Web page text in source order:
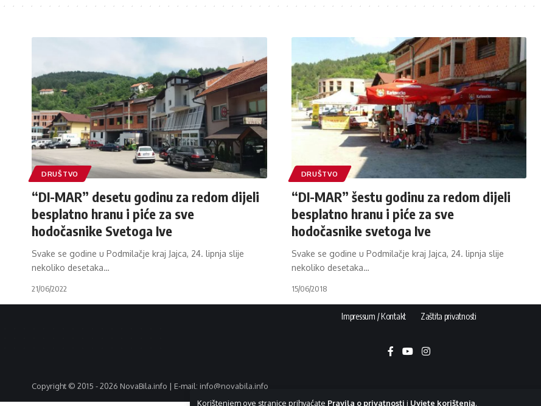
Korištenjem ove stranice prihvaćate Pravila o privatnosti i Uvjete korištenja.
DRUŠTVO
“DI-MAR” desetu godinu za redom dijeli
besplatno hranu i piće za sve
hodočasnike Svetoga Ive
Svake se godine u Podmilačje kraj Jajca, 24. lipnja slije
nekoliko desetaka…
21/06/2022
DRUŠTVO
“DI-MAR” šestu godinu za redom dijeli
besplatno hranu i piće za sve
hodočasnike svetoga Ive
Svake se godine u Podmilačje kraj Jajca, 24. lipnja slije
nekoliko desetaka…
15/06/2018
Impressum / Kontakt Zaštita privatnosti
Copyright © 2015 - 2026 NovaBila.info | E-mail: info@novabila.info